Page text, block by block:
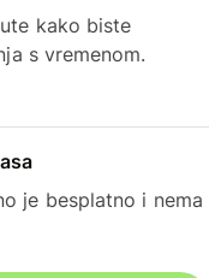
kako biste
s vremenom.
je besplatno i nema